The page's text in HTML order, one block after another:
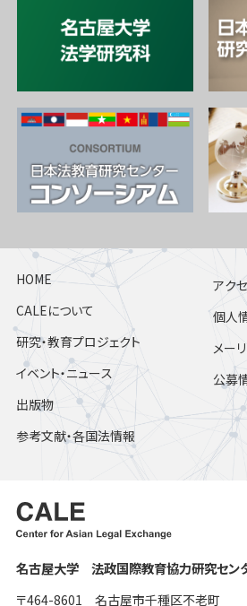
HOME
CALEについて
研究・教育プロジェクト
イベント・ニュース
出版物
参考文献・各国法情報
アク
個人
メー
公募
名古屋大学 法政国際教育協力研究セン
〒464-8601 名古屋市千種区不老町